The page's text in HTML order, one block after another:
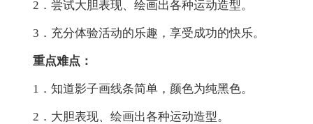
2．尝试大胆表现、绘画出各种运动造型。
3．充分体验活动的乐趣，享受成功的快乐。
重点难点：
1．知道影子画线条简单，颜色为纯黑色。
2．大胆表现、绘画出各种运动造型。